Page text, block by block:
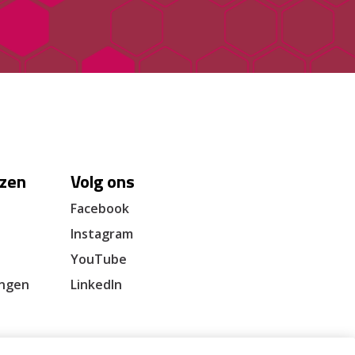
Volg ons
Facebook
Instagram
YouTube
LinkedIn